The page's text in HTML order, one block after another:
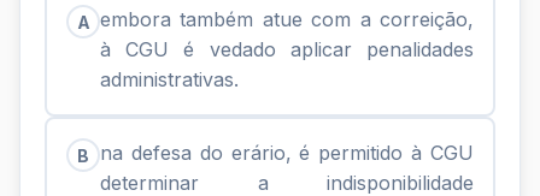
A embora também atue com a correição,
à CGU é vedado aplicar penalidades
administrativas.
B
na defesa do erário, é permitido à CGU
determinar a indisponibilidade